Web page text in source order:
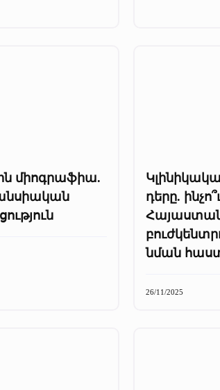
միոգրաֆիա.
դերը.
նման
26/11/2025